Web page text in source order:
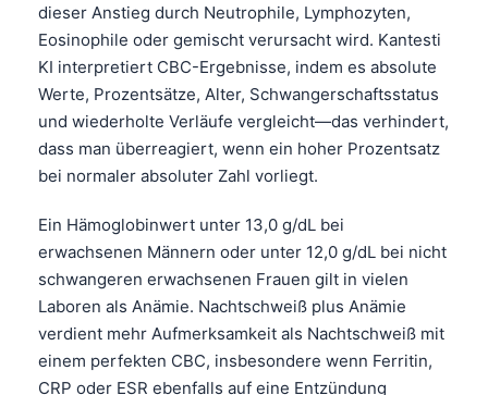
dieser Anstieg durch Neutrophile, Lymphozyten,
Eosinophile oder gemischt verursacht wird. Kantesti
KI interpretiert CBC-Ergebnisse, indem es absolute
Werte, Prozentsätze, Alter, Schwangerschaftsstatus
und wiederholte Verläufe vergleicht—das verhindert,
dass man überreagiert, wenn ein hoher Prozentsatz
bei normaler absoluter Zahl vorliegt.
Ein Hämoglobinwert unter 13,0 g/dL bei
erwachsenen Männern oder unter 12,0 g/dL bei nicht
schwangeren erwachsenen Frauen gilt in vielen
Laboren als Anämie. Nachtschweiß plus Anämie
verdient mehr Aufmerksamkeit als Nachtschweiß mit
einem perfekten CBC, insbesondere wenn Ferritin,
CRP oder ESR ebenfalls auf eine Entzündung